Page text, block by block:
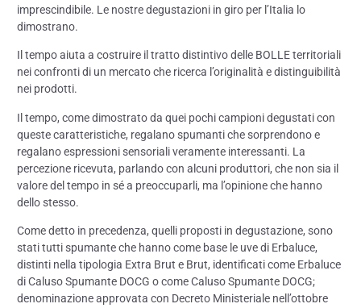
imprescindibile. Le nostre degustazioni in giro per l’Italia lo
dimostrano.
Il tempo aiuta a costruire il tratto distintivo delle BOLLE territoriali
nei confronti di un mercato che ricerca l’originalità e distinguibilità
nei prodotti.
Il tempo, come dimostrato da quei pochi campioni degustati con
queste caratteristiche, regalano spumanti che sorprendono e
regalano espressioni sensoriali veramente interessanti. La
percezione ricevuta, parlando con alcuni produttori, che non sia il
valore del tempo in sé a preoccuparli, ma l’opinione che hanno
dello stesso.
Come detto in precedenza, quelli proposti in degustazione, sono
stati tutti spumante che hanno come base le uve di Erbaluce,
distinti nella tipologia Extra Brut e Brut, identificati come Erbaluce
di Caluso Spumante DOCG o come Caluso Spumante DOCG;
denominazione approvata con Decreto Ministeriale nell’ottobre